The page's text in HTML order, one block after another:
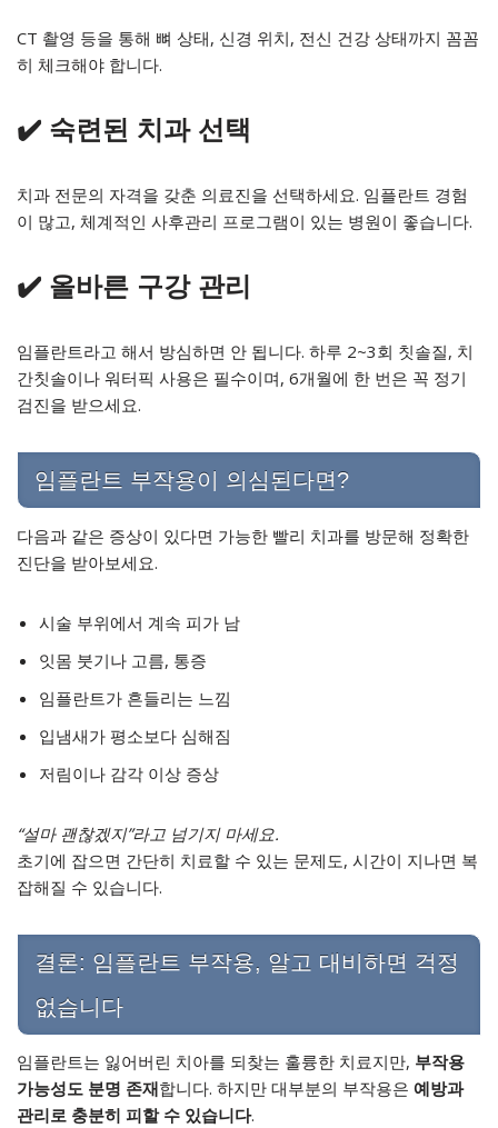
CT 촬영 등을 통해 뼈 상태, 신경 위치, 전신 건강 상태까지 꼼꼼
히 체크해야 합니다.
✔️ 숙련된 치과 선택
치과 전문의 자격을 갖춘 의료진을 선택하세요. 임플란트 경험
이 많고, 체계적인 사후관리 프로그램이 있는 병원이 좋습니다.
✔️ 올바른 구강 관리
임플란트라고 해서 방심하면 안 됩니다. 하루 2~3회 칫솔질, 치
간칫솔이나 워터픽 사용은 필수이며, 6개월에 한 번은 꼭 정기
검진을 받으세요.
임플란트 부작용이 의심된다면?
다음과 같은 증상이 있다면 가능한 빨리 치과를 방문해 정확한
진단을 받아보세요.
시술 부위에서 계속 피가 남
잇몸 붓기나 고름, 통증
임플란트가 흔들리는 느낌
입냄새가 평소보다 심해짐
저림이나 감각 이상 증상
“설마 괜찮겠지”라고 넘기지 마세요.
초기에 잡으면 간단히 치료할 수 있는 문제도, 시간이 지나면 복
잡해질 수 있습니다.
결론: 임플란트 부작용, 알고 대비하면 걱정
없습니다
임플란트는 잃어버린 치아를 되찾는 훌륭한 치료지만, 부작용
가능성도 분명 존재합니다. 하지만 대부분의 부작용은 예방과
관리로 충분히 피할 수 있습니다.